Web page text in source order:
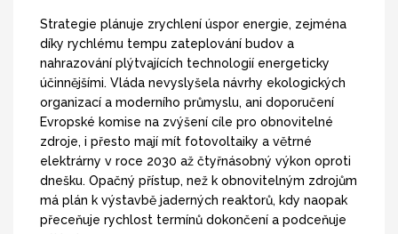
Strategie plánuje zrychlení úspor energie, zejména
díky rychlému tempu zateplování budov a
nahrazování plýtvajících technologií energeticky
účinnějšími. Vláda nevyslyšela návrhy ekologických
organizací a moderního průmyslu, ani doporučení
Evropské komise na zvýšení cíle pro obnovitelné
zdroje, i přesto mají mít fotovoltaiky a větrné
elektrárny v roce 2030 až čtyřnásobný výkon oproti
dnešku. Opačný přístup, než k obnovitelným zdrojům
má plán k výstavbě jaderných reaktorů, kdy naopak
přeceňuje rychlost termínů dokončení a podceňuje